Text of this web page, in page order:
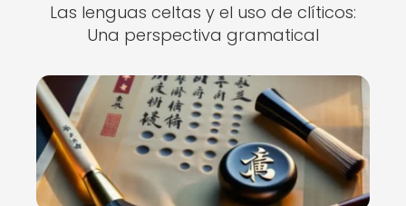
Las lenguas celtas y el uso de clíticos:
Una perspectiva gramatical